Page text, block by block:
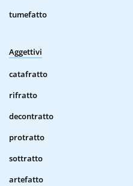
tumefatto
Aggettivi
catafratto
rifratto
decontratto
protratto
sottratto
artefatto